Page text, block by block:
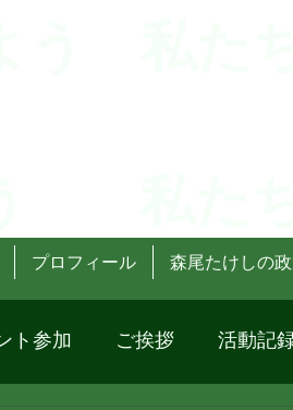
プロフィール 森尾たけしの
ト参加 ご挨拶 活動記